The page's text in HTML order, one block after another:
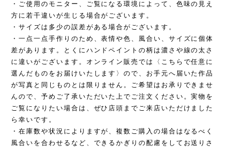
・ご使用のモニター、ご覧になる環境によって、色味の見え
方に若干違いが生じる場合がございます。
・サイズは多少の誤差がある場合がございます。
・一点一点手作りのため、表情や色、風合い、サイズに個体
差があります。とくにハンドペイントの柄は濃さや線の太さ
に違いがございます。オンライン販売では〈こちらで任意に
選んだものをお届けいたします〉ので、お手元へ届いた作品
が写真と同じものとは限りません。ご希望はお承りできませ
んので、予めご了承いただいた上でご注文ください。実物を
ご覧になりたい場合は、ぜひ店頭までご来店いただけました
ら幸いです。
・在庫数や状況によりますが、複数ご購入の場合はなるべく
風合いを合わせるなど、できるかぎりの配慮をしてお送りさ